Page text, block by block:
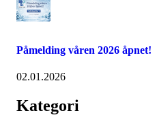
Påmelding våren 2026 åpnet!
02.01.2026
Kategori